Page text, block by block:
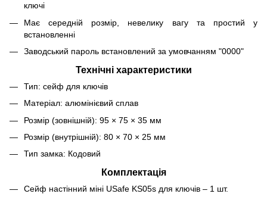
ключі
Має середній розмір, невелику вагу та простий у
встановленні
Заводський пароль встановлений за умовчанням "0000"
Технічні характеристики
Тип: сейф для ключів
Матеріал: алюмінієвий сплав
Розмір (зовнішній): 95 × 75 × 35 мм
Розмір (внутрішній): 80 × 70 × 25 мм
Тип замка: Кодовий
Комплектація
Сейф настінний міні USafe KS05s для ключів – 1 шт.